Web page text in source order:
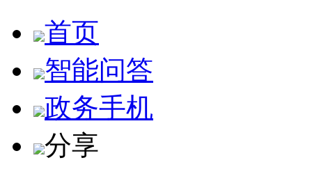
首页
智能问答
政务手机
分享